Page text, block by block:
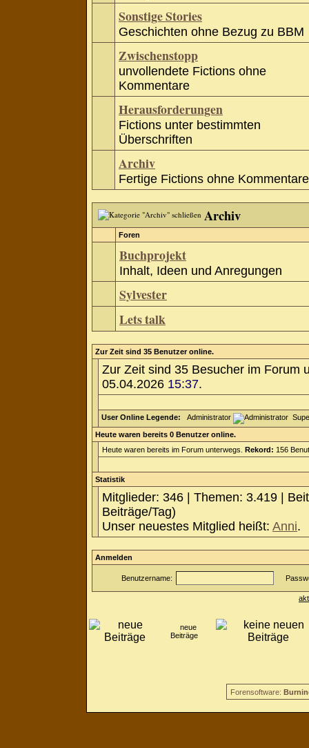
Sonstige Stories
Geschichten ohne Bezug zu BBM
Zwischenstopp
unvollendete Fictions ohne
Kommentare
Herausforderungen
Fictions unter bestimmten
Überschriften
Archiv
Fertige Fictions ohne Kommentare
Archiv
Foren
Buchprojekt
Inhalt, Ideen und Anregungen
Sylvester
Lets talk
Zur Zeit sind 35 Benutzer online.
Zur Zeit sind 35 Besucher im Forum
05.04.2026 15:37.
User Online Legende: Administrator
Heute waren bereits 0 Benutzer online.
Heute waren bereits im Forum unterwegs. Rekord: 156
Statistik
Mitglieder: 346 | Themen: 3.419 |
Beiträge/Tag)
Unser neuestes Mitglied heißt: Anni.
Anmelden
Benutzername:
neue
Beiträge
Forensoftware: